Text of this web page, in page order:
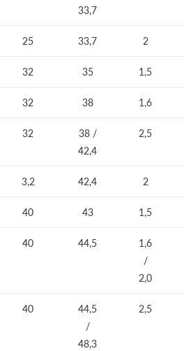
33,7
25 33,7 2
32 35 1,5
32 38 1,6
32
38 /
42,4
2,5
3,2 42,4 2
40 43 1,5
40 44,5
1,6
/
2,0
40
44,5
/
48,3
2,5